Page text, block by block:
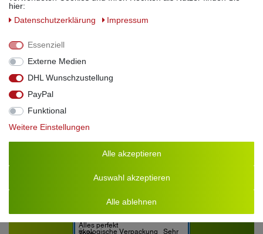
Verkehrsbezeichnung
Alkoholgehalt: 17% Vol.
einschliesslich Laktose
hier:
Daten­schutz­erklärung
Impressum
Essenziell
Externe Medien
DHL Wunschzustellung
PayPal
Funktional
Weitere Einstellungen
Alle akzeptieren
Auswahl akzeptieren
Alle ablehnen